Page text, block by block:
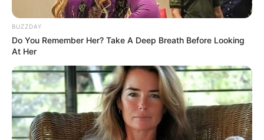
BUZZDAY
Do You Remember Her? Take A Deep Breath Before Looking
At Her